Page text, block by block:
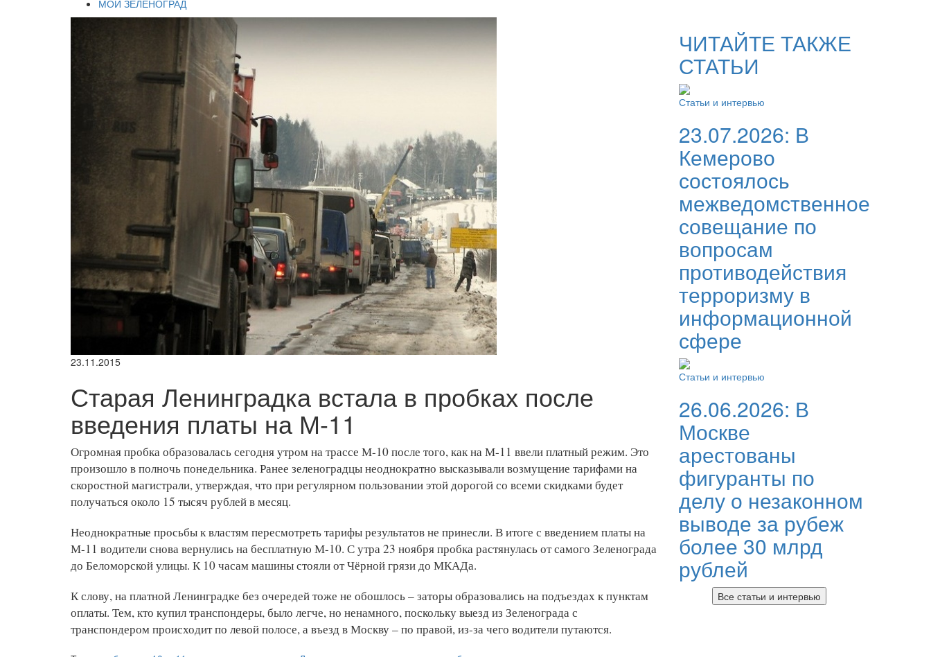
МОЙ ЗЕЛЕНОГРАД
23.11.2015
Старая Ленинградка встала в пробках после
введения платы на М-11
Огромная пробка образовалась сегодня утром на трассе М-10 после того, как на М-11 ввели платный режим. Это
произошло в полночь понедельника. Ранее зеленоградцы неоднократно высказывали возмущение тарифами на
скоростной магистрали, утверждая, что при регулярном пользовании этой дорогой со всеми скидками будет
получаться около 15 тысяч рублей в месяц.
Неоднократные просьбы к властям пересмотреть тарифы результатов не принесли. В итоге с введением платы на
М-11 водители снова вернулись на бесплатную М-10. С утра 23 ноября пробка растянулась от самого Зеленограда
до Беломорской улицы. К 10 часам машины стояли от Чёрной грязи до МКАДа.
К слову, на платной Ленинградке без очередей тоже не обошлось – заторы образовались на подъездах к пунктам
оплаты. Тем, кто купил транспондеры, было легче, но ненамного, поскольку выезд из Зеленограда с
транспондером происходит по левой полосе, а въезд в Москву – по правой, из-за чего водители путаются.
ЧИТАЙТЕ ТАКЖЕ
СТАТЬИ
Статьи и интервью
23.07.2026: В
Кемерово
состоялось
межведомственное
совещание по
вопросам
противодействия
терроризму в
информационной
сфере
Статьи и интервью
26.06.2026: В
Москве
арестованы
фигуранты по
делу о незаконном
выводе за рубеж
более 30 млрд
рублей
Все статьи и интервью